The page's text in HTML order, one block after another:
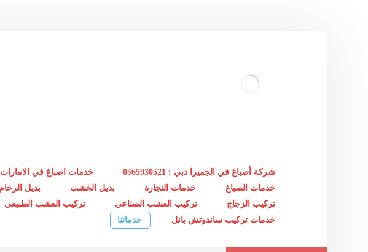
شركة أصباغ في الجميرا دبي : 0565930521 خدمات اصباغ في الامارات
خدمات الصباغ
خدمات النجارة بديل الخشب بديل الرخام
تركيب الزجاج
تركيب العشب الصناعي تركيب العشب الطبيعي
خدمات تركيب ساندوتش بانل
خدماتنا